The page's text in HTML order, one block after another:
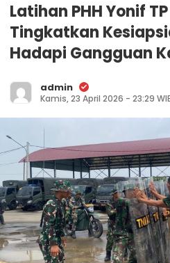
Latihan PHH Yonif
Tingkatkan
Hadapi Gangguan
admin
Kamis, 23 April 2026 - 23:29